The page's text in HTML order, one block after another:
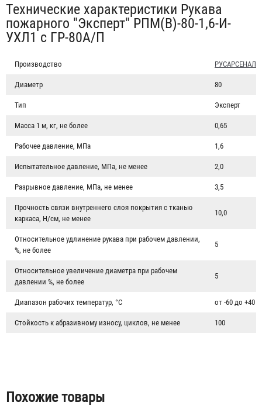
Табы
Технические характеристики Рукава
пожарного "Эксперт" РПМ(В)-80-1,6-И-
УХЛ1 с ГР-80А/П
Производство РУСАРСЕНАЛ
Диаметр 80
Тип Эксперт
Масса 1 м, кг, не более 0,65
Рабочее давление, МПа 1,6
Испытательное давление, МПа, не менее 2,0
Разрывное давление, МПа, не менее 3,5
Прочность связи внутреннего слоя покрытия с тканью
каркаса, Н/см, не менее
10,0
Относительное удлинение рукава при рабочем давлении,
%, не более
5
Относительное увеличение диаметра при рабочем
давлении %, не более
5
Диапазон рабочих температур, °C от -60 до +40
Стойкость к абразивному износу, циклов, не менее 100
Похожие товары